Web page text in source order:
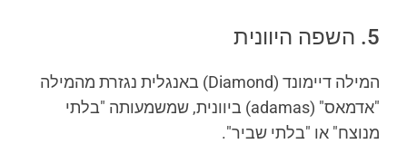
5. השפה היוונית
המילה דיימונד (Diamond) באנגלית נגזרת מהמילה
"אדמאס" (adamas) ביוונית, שמשמעותה "בלתי
מנוצח" או "בלתי שביר".